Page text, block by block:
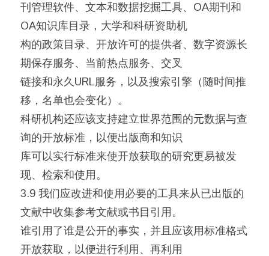
刊管理软件、文本和数据挖掘工具、OA期刊和
OA知识库目录，大学和科研资助机
构的政策目录、开放许可的提供者、数字资源长
期保存服务、当前热点服务、交叉
链接和永久URL服务，以及搜索引擎（随时间推
移，名单也会变化）。
科研机构还应该支持建立世界范围的元数据与查
询的开放标准，以便出版商和知识
库可以实行标准来使开放获取的研究更易被发
现、检索和使用。
3.9 我们应改进和使用必要的工具来从已出版的
文献中收集参考文献或书目引用。
谁引用了谁是公开的事实，并且应该用标准格式
开放获取，以便进行利用、再利用